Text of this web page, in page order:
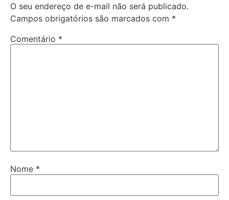
O seu endereço de e-mail não será publicado.
Campos obrigatórios são marcados com *
Comentário *
Nome *